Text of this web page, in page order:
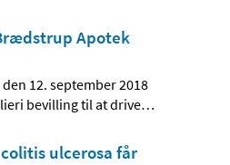
Apotek
12. september 2018
bevilling til at drive…
ulcerosa får